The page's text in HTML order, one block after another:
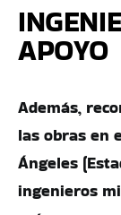
APOYO
Además,
las obras en
Ángeles
ingenieros